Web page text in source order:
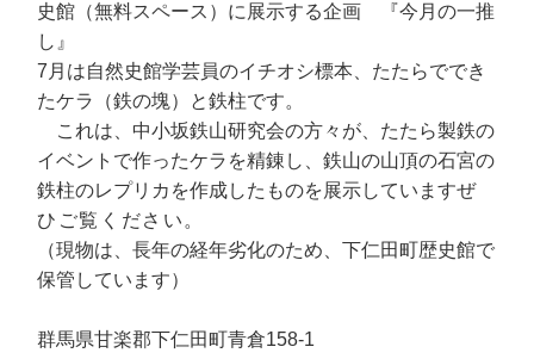
史館（無料スペース）に展示する企画 『今月の一推
し』
7月は自然史館学芸員のイチオシ標本、たたらででき
たケラ（鉄の塊）と鉄柱です。
これは、中小坂鉄山研究会の方々が、たたら製鉄の
イベントで作ったケラを精錬し、鉄山の山頂の石宮の
鉄柱のレプリカを作成したものを展示していますぜ
ひご覧ください。
（現物は、長年の経年劣化のため、下仁田町歴史館で
保管しています）
群馬県甘楽郡下仁田町青倉158-1